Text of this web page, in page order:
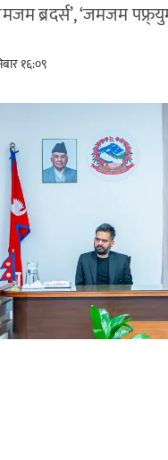
ब्रदर्स’, ‘जमजम
१६:०९